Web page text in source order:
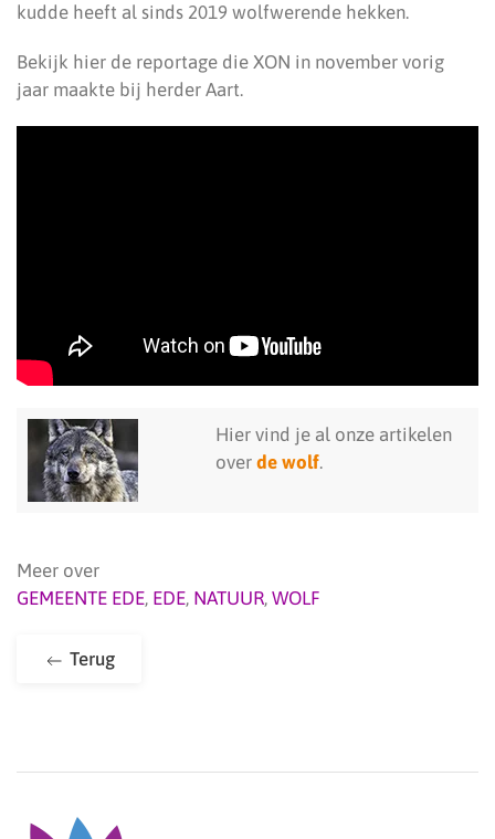
kudde heeft al sinds 2019 wolfwerende hekken.
Bekijk hier de reportage die XON in november vorig
jaar maakte bij herder Aart.
Hier vind je al onze artikelen
over de wolf.
Meer over
GEMEENTE EDE, EDE, NATUUR, WOLF
Terug